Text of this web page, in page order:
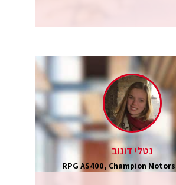
נטלי דונוב